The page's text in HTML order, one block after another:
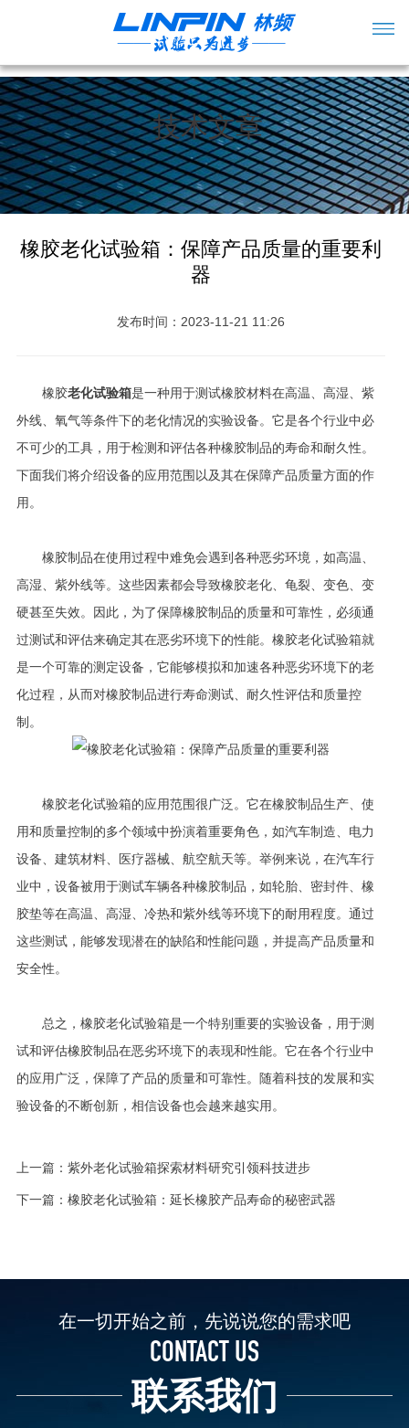
技术文章
橡胶老化试验箱：保障产品质量的重要利
器
发布时间：2023-11-21 11:26
橡胶老化试验箱是一种用于测试橡胶材料在高温、高湿、紫
外线、氧气等条件下的老化情况的实验设备。它是各个行业中必
不可少的工具，用于检测和评估各种橡胶制品的寿命和耐久性。
下面我们将介绍设备的应用范围以及其在保障产品质量方面的作
用。
橡胶制品在使用过程中难免会遇到各种恶劣环境，如高温、
高湿、紫外线等。这些因素都会导致橡胶老化、龟裂、变色、变
硬甚至失效。因此，为了保障橡胶制品的质量和可靠性，必须通
过测试和评估来确定其在恶劣环境下的性能。橡胶老化试验箱就
是一个可靠的测定设备，它能够模拟和加速各种恶劣环境下的老
化过程，从而对橡胶制品进行寿命测试、耐久性评估和质量控
制。
橡胶老化试验箱的应用范围很广泛。它在橡胶制品生产、使
用和质量控制的多个领域中扮演着重要角色，如汽车制造、电力
设备、建筑材料、医疗器械、航空航天等。举例来说，在汽车行
业中，设备被用于测试车辆各种橡胶制品，如轮胎、密封件、橡
胶垫等在高温、高湿、冷热和紫外线等环境下的耐用程度。通过
这些测试，能够发现潜在的缺陷和性能问题，并提高产品质量和
安全性。
总之，橡胶老化试验箱是一个特别重要的实验设备，用于测
试和评估橡胶制品在恶劣环境下的表现和性能。它在各个行业中
的应用广泛，保障了产品的质量和可靠性。随着科技的发展和实
验设备的不断创新，相信设备也会越来越实用。
上一篇： 紫外老化试验箱探索材料研究引领科技进步
下一篇： 橡胶老化试验箱：延长橡胶产品寿命的秘密武器
在一切开始之前，先说说您的需求吧
CONTACT US
联系我们